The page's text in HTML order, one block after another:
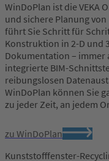
WinDoPlan ist die
und sichere Planung
führt Sie Schritt für
Konstruktion in 2-D und
Dokumentation – immer
integrierte BIM-
reibungslosen
WinDoPlan können Sie
zu jeder Zeit, an jedem
zu WinDoPlan
Kunststofffenster-